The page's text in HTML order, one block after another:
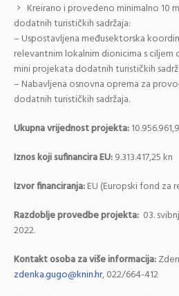
Kreirano i provedeno minimalno 10
dodatnih turističkih sadržaja:
– Uspostavljena međusektorska
relevantnim lokalnim dionicima s ciljem
mini projekata dodatnih turističkih
– Nabavljena osnovna oprema za
dodatnih turističkih sadržaja.
Ukupna vrijednost projekta:
Iznos koji sufinancira EU:9.313.417,25 kn
Izvor financiranja:EU (Europski fond za
Razdoblje provedbe projekta: 03.
2022.
Kontakt osoba za više informacija:
zdenka.gugo@knin.hr, 022/664-412